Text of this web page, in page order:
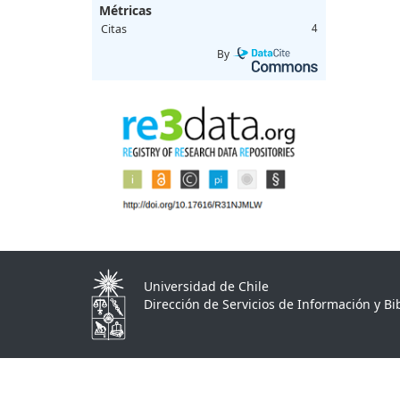
Métricas
Citas 4
By
Universidad de Chile
Dirección de Servicios de Información y